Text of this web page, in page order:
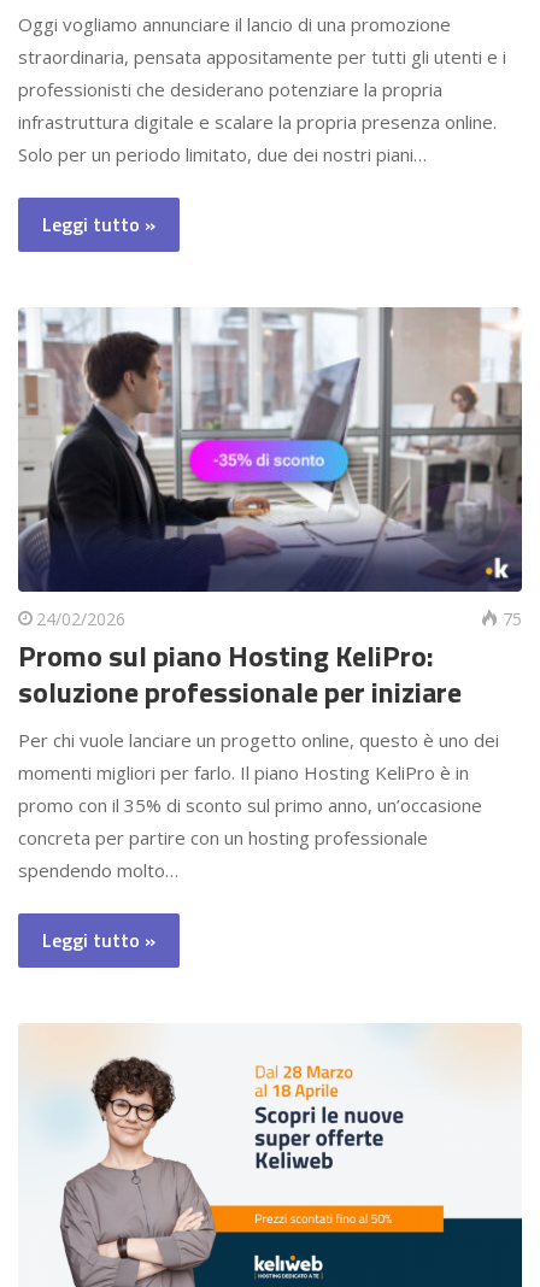
Oggi vogliamo annunciare il lancio di una promozione
straordinaria, pensata appositamente per tutti gli utenti e i
professionisti che desiderano potenziare la propria
infrastruttura digitale e scalare la propria presenza online.
Solo per un periodo limitato, due dei nostri piani…
Leggi tutto »
24/02/2026 75
Promo sul piano Hosting KeliPro:
soluzione professionale per iniziare
Per chi vuole lanciare un progetto online, questo è uno dei
momenti migliori per farlo. Il piano Hosting KeliPro è in
promo con il 35% di sconto sul primo anno, un’occasione
concreta per partire con un hosting professionale
spendendo molto…
Leggi tutto »